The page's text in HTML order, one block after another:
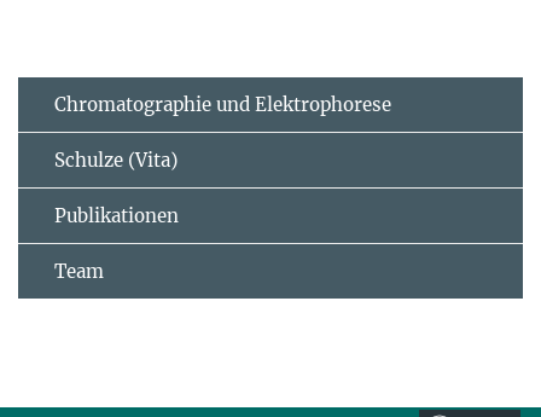
Chromatographie und Elektrophorese
Schulze (Vita)
Publikationen
Team